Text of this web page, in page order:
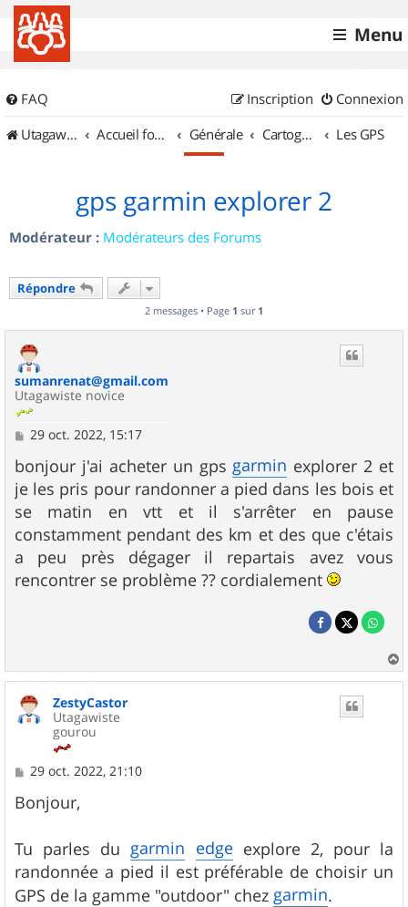
Menu
FAQ Connexion
Inscription
UtagawaVTT (Randos VTT et VTTAE avec traces GPS)
Accueil forum Générale Cartographie et GPS Les GPS
gps garmin explorer 2
Modérateur : Modérateurs des Forums
Répondre
2 messages • Page 1 sur 1
sumanrenat@gmail.com
Utagawiste novice
M
s
s
a
g
e
29 oct. 2022, 15:17
bonjour j'ai acheter un gpsgarmin explorer 2 et
je les pris pour randonner a pied dans les bois et
se matin en vtt et il s'arrêter en pause
constamment pendant des km et des que c'étais
a peu près dégager il repartais avez vous
rencontrer se problème ?? cordialement
a
ZestyCastor
Utagawiste
gourou
M
s
s
g
e
29 oct. 2022, 21:10
Bonjour,
Tu parles du garmin edgeexplore 2, pour la
randonnée a pied il est préférable de choisir un
GPS de la gamme "outdoor" chez garmin.